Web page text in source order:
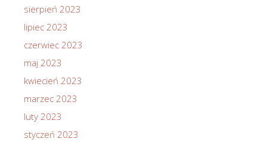
sierpień 2023
lipiec 2023
czerwiec 2023
maj 2023
kwiecień 2023
marzec 2023
luty 2023
styczeń 2023